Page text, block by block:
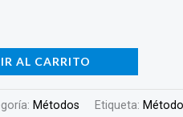
AL CARRITO
Métodos Etiqueta: